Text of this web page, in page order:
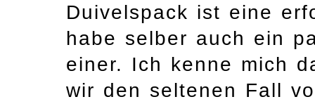
Duivelspack ist eine
habe selber auch ein
einer. Ich kenne mich
wir den seltenen Fall